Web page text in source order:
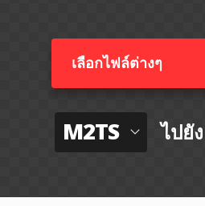
เลือกไฟล์ต่างๆ​
M2TS ไปยัง